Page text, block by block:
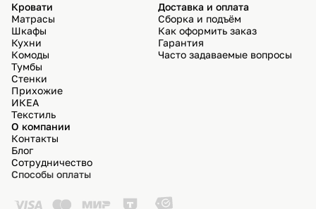
Кровати
Матрасы
Шкафы
Кухни
Комоды
Тумбы
Стенки
Прихожие
ИКЕА
Текстиль
Доставка и оплата
Сборка и подъём
Как оформить заказ
Гарантия
Часто задаваемые вопросы
О компании
Контакты
Блог
Сотрудничество
Способы оплаты